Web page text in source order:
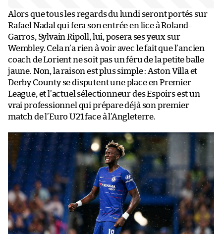
Alors que tous les regards du lundi seront portés sur
Rafael Nadal qui fera son entrée en lice à Roland-
Garros, Sylvain Ripoll, lui, posera ses yeux sur
Wembley. Cela n’a rien à voir avec le fait que l’ancien
coach de Lorient ne soit pas un féru de la petite balle
jaune. Non, la raison est plus simple : Aston Villa et
Derby County se disputent une place en Premier
League, et l’actuel sélectionneur des Espoirs est un
vrai professionnel qui prépare déjà son premier
match de l’Euro U21 face à l’Angleterre.